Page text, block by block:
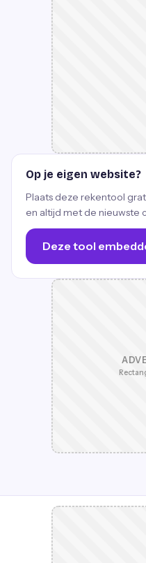
Op je eigen website?
Plaats deze rekentool
en altijd met de nieuwste
Deze tool